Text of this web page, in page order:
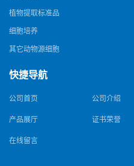
植物提取标准品
细胞培养
其它动物源细胞
快捷导航
公司首页 公司介绍
产品展厅 证书荣誉
在线留言